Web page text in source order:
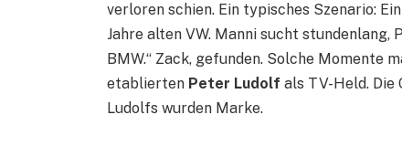
verloren schien. Ein typisches Szenario:
Jahre alten VW. Manni sucht
BMW.“ Zack, gefunden. Solche Momente
etablierten Peter Ludolf als TV-Held. Die
Ludolfs wurden Marke.